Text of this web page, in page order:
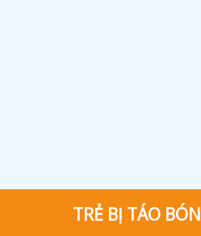
TRẺ BỊ TÁO BÓN